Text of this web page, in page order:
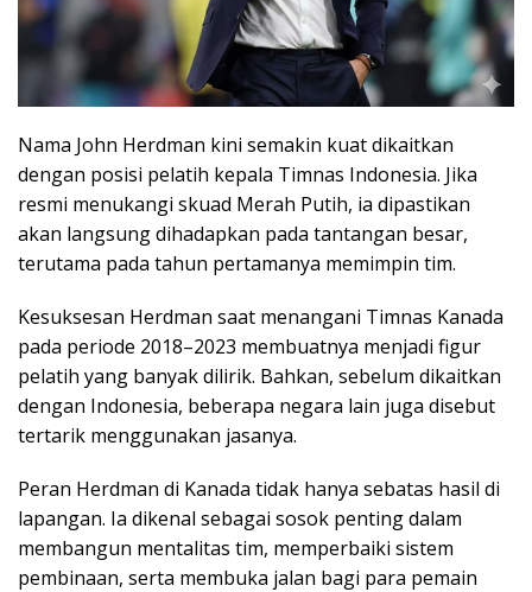
Nama John Herdman kini semakin kuat dikaitkan
dengan posisi pelatih kepala Timnas Indonesia. Jika
resmi menukangi skuad Merah Putih, ia dipastikan
akan langsung dihadapkan pada tantangan besar,
terutama pada tahun pertamanya memimpin tim.
Kesuksesan Herdman saat menangani Timnas Kanada
pada periode 2018–2023 membuatnya menjadi figur
pelatih yang banyak dilirik. Bahkan, sebelum dikaitkan
dengan Indonesia, beberapa negara lain juga disebut
tertarik menggunakan jasanya.
Peran Herdman di Kanada tidak hanya sebatas hasil di
lapangan. Ia dikenal sebagai sosok penting dalam
membangun mentalitas tim, memperbaiki sistem
pembinaan, serta membuka jalan bagi para pemain